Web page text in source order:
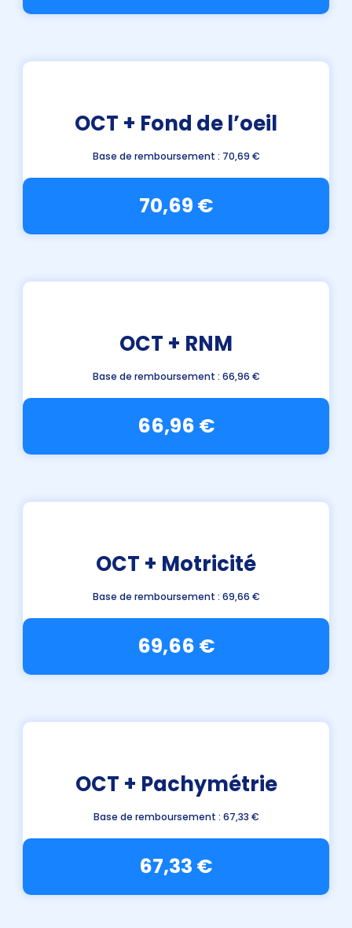
OCT + Fond de l’oeil
Base de remboursement : 70,69 €
70,69 €
OCT + RNM
Base de remboursement : 66,96 €
66,96 €
OCT + Motricité
Base de remboursement : 69,66 €
69,66 €
OCT + Pachymétrie
Base de remboursement : 67,33 €
67,33 €